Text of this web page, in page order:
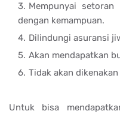
Mempunyai
dengan kemampuan.
Dilindungi asuransi
Akan mendapatkan
Tidak akan
Untuk bisa